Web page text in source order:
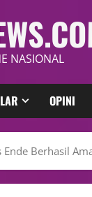
NASIONAL
OPINI
Ende Berhasil